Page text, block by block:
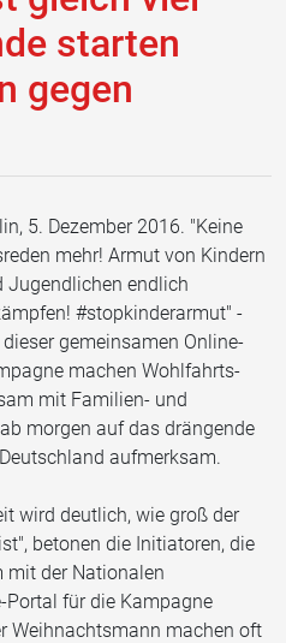
starten
gegen
5. Dezember 2016. "Keine
mehr! Armut von Kindern
Jugendlichen endlich
#stopkinderarmut" -
gemeinsamen Online-
machen Wohlfahrts-
mit Familien- und
morgen auf das drängende
aufmerksam.
wird deutlich, wie groß der
betonen die Initiatoren, die
mit der Nationalen
für die Kampagne
Weihnachtsmann machen oft